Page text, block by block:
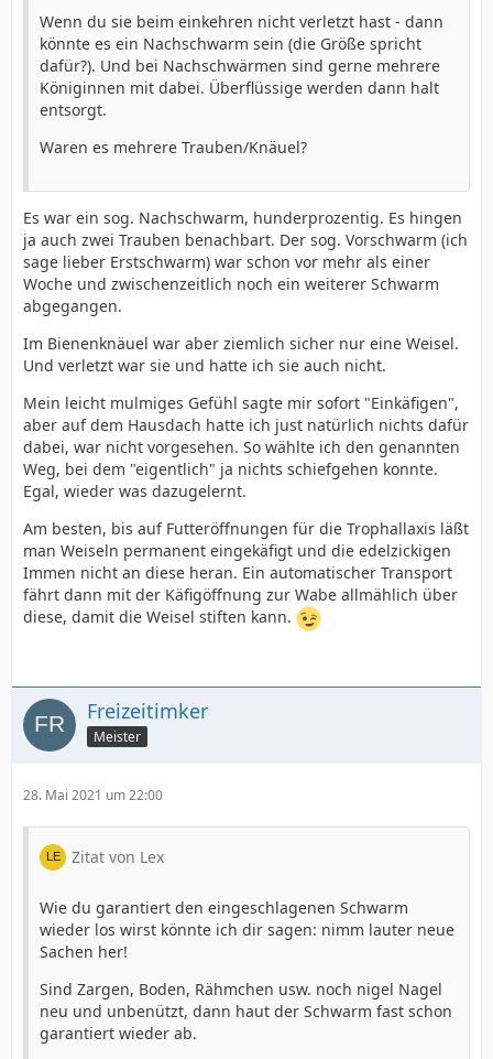
Wenn du sie beim einkehren nicht verletzt hast - dann
könnte es ein Nachschwarm sein (die Größe spricht
dafür?). Und bei Nachschwärmen sind gerne mehrere
Königinnen mit dabei. Überflüssige werden dann halt
entsorgt.
Waren es mehrere Trauben/Knäuel?
Es war ein sog. Nachschwarm, hunderprozentig. Es hingen
ja auch zwei Trauben benachbart. Der sog. Vorschwarm (ich
sage lieber Erstschwarm) war schon vor mehr als einer
Woche und zwischenzeitlich noch ein weiterer Schwarm
abgegangen.
Im Bienenknäuel war aber ziemlich sicher nur eine Weisel.
Und verletzt war sie und hatte ich sie auch nicht.
Mein leicht mulmiges Gefühl sagte mir sofort "Einkäfigen",
aber auf dem Hausdach hatte ich just natürlich nichts dafür
dabei, war nicht vorgesehen. So wählte ich den genannten
Weg, bei dem "eigentlich" ja nichts schiefgehen konnte.
Egal, wieder was dazugelernt.
Am besten, bis auf Futteröffnungen für die Trophallaxis läßt
man Weiseln permanent eingekäfigt und die edelzickigen
Immen nicht an diese heran. Ein automatischer Transport
fährt dann mit der Käfigöffnung zur Wabe allmählich über
diese, damit die Weisel stiften kann.
Freizeitimker
Meister
28. Mai 2021 um 22:00
Zitat von Lex
Wie du garantiert den eingeschlagenen Schwarm
wieder los wirst könnte ich dir sagen: nimm lauter neue
Sachen her!
Sind Zargen, Boden, Rähmchen usw. noch nigel Nagel
neu und unbenützt, dann haut der Schwarm fast schon
garantiert wieder ab.